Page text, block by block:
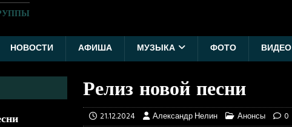
НОВОСТИ АФИША МУЗЫКА ФОТО ВИДЕО
Релиз новой песни
21.12.2024 Александр Нелин Анонсы 0